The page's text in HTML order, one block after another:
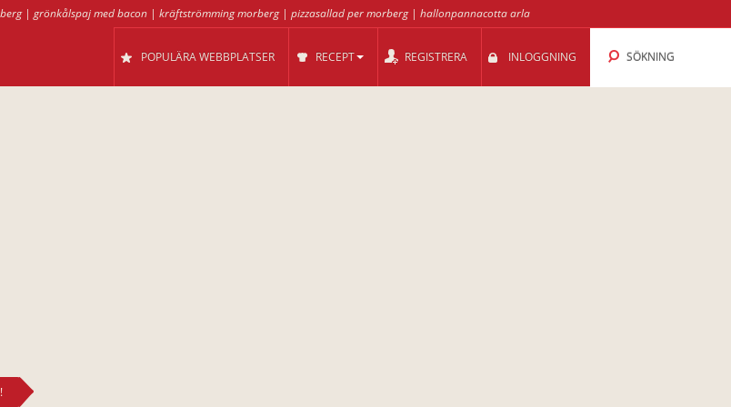
| grönkålspaj med bacon| kräftströmming morberg| pizzasallad per morberg| hallonpannacotta arla
POPULÄRA WEBBPLATSER RECEPT REGISTRERA INLOGGNING SÖKNING